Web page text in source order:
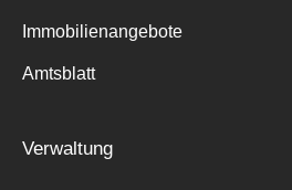
Suche
Immobilienangebote
Amtsblatt
Verwaltung